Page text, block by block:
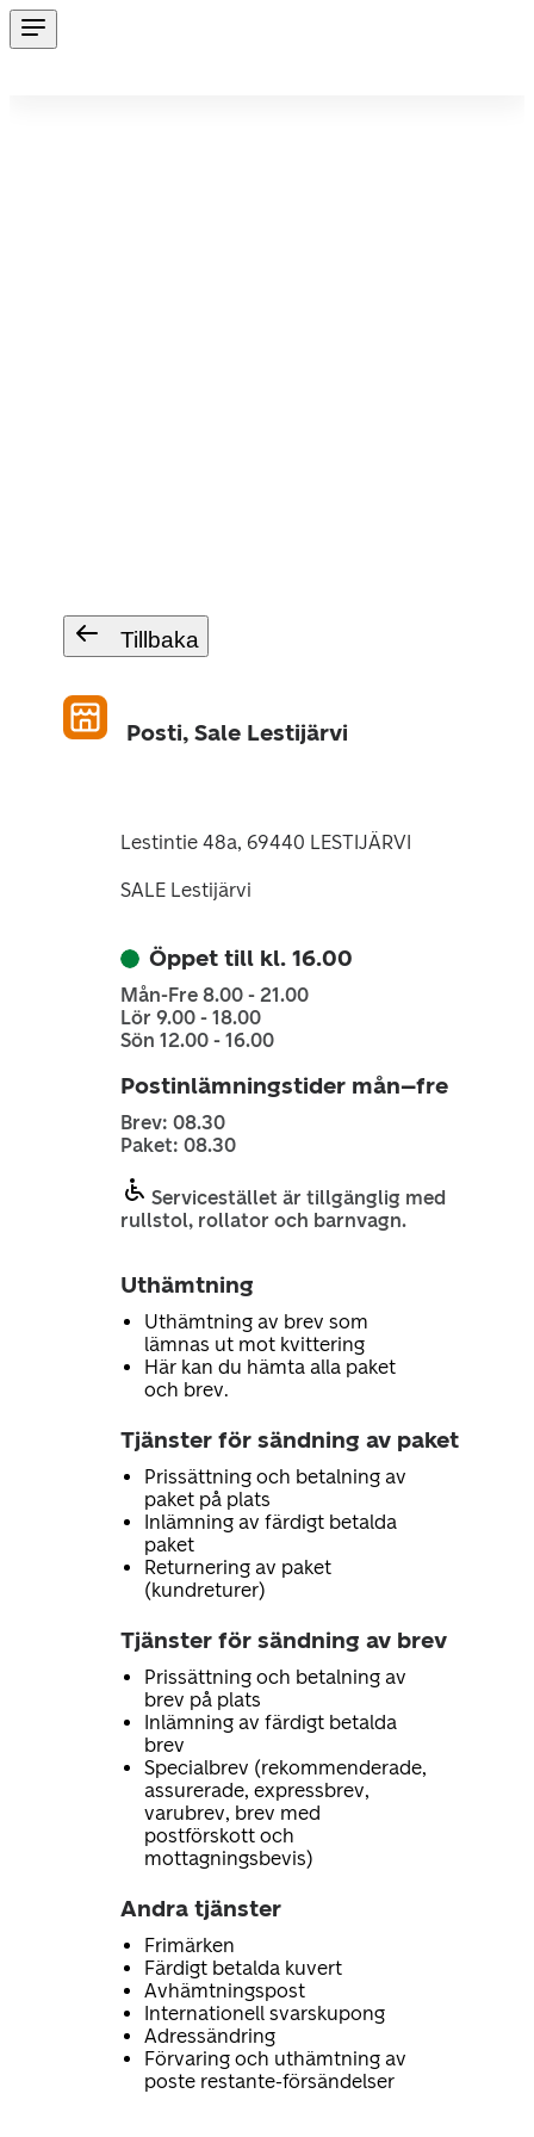
Tillbaka
Posti, Sale Lestijärvi
Lestintie 48a, 69440 LESTIJÄRVI
SALE Lestijärvi
Öppet till kl. 16.00
Mån-Fre 8.00 - 21.00
Lör 9.00 - 18.00
Sön 12.00 - 16.00
Postinlämningstider mån–fre
Brev: 08.30
Paket: 08.30
Servicestället är tillgänglig med
rullstol, rollator och barnvagn.
Uthämtning
Uthämtning av brev som
lämnas ut mot kvittering
Här kan du hämta alla paket
och brev.
Tjänster för sändning av paket
Prissättning och betalning av
paket på plats
Inlämning av färdigt betalda
paket
Returnering av paket
(kundreturer)
Tjänster för sändning av brev
Prissättning och betalning av
brev på plats
Inlämning av färdigt betalda
brev
Specialbrev (rekommenderade,
assurerade, expressbrev,
varubrev, brev med
postförskott och
mottagningsbevis)
Andra tjänster
Frimärken
Färdigt betalda kuvert
Avhämtningspost
Internationell svarskupong
Adressändring
Förvaring och uthämtning av
poste restante-försändelser